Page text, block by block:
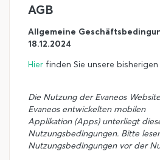
AGB
Allgemeine
18.12.2024
Hier finden Sie unsere
Die Nutzung der Evaneos
Evaneos entwickelten mobilen
Applikation (Apps) unterliegt
Nutzungsbedingungen. Bitte
Nutzungsbedingungen vor der